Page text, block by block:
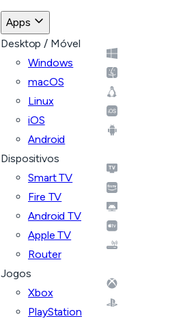
Apps
Desktop / Móvel
Windows
macOS
Linux
iOS
Android
Dispositivos
Smart TV
Fire TV
Android TV
Apple TV
Router
Jogos
Xbox
PlayStation